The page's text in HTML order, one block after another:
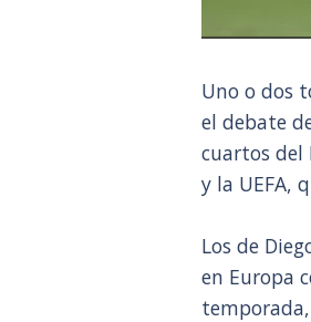
Uno o dos
el debate
cuartos del
y la UEFA,
Los de
en Europa